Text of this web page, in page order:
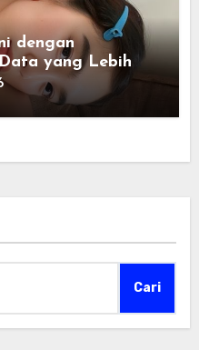
dengan
yang Lebih
Cari